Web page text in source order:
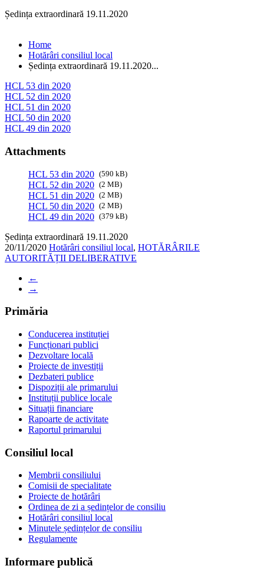
Ședința extraordinară 19.11.2020
Home
Hotărâri consiliul local
Ședința extraordinară 19.11.2020...
HCL 53 din 2020
HCL 52 din 2020
HCL 51 din 2020
HCL 50 din 2020
HCL 49 din 2020
Attachments
HCL 53 din 2020 (590 kB)
HCL 52 din 2020 (2 MB)
HCL 51 din 2020 (2 MB)
HCL 50 din 2020 (2 MB)
HCL 49 din 2020 (379 kB)
Ședința extraordinară 19.11.2020
20/11/2020 Hotărâri consiliul local, HOTĂRÂRILE
AUTORITĂȚII DELIBERATIVE
←
→
Primăria
Conducerea instituției
Funcționari publici
Dezvoltare locală
Proiecte de investiții
Dezbateri publice
Dispoziții ale primarului
Instituții publice locale
Situații financiare
Rapoarte de activitate
Raportul primarului
Consiliul local
Membrii consiliului
Comisii de specialitate
Proiecte de hotărâri
Ordinea de zi a ședințelor de consiliu
Hotărâri consiliul local
Minutele ședințelor de consiliu
Regulamente
Informare publică